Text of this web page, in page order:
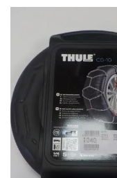
Maniglie
Noleggio
Parti meccaniche
Ponte
Spray
Disponibile
In offerta